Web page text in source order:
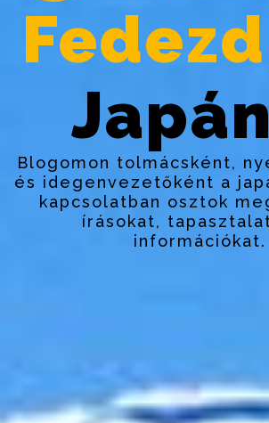
Blogomon tolmácsként,
és idegenvezetőként a
kapcsolatban osztok
írásokat,
információkat.